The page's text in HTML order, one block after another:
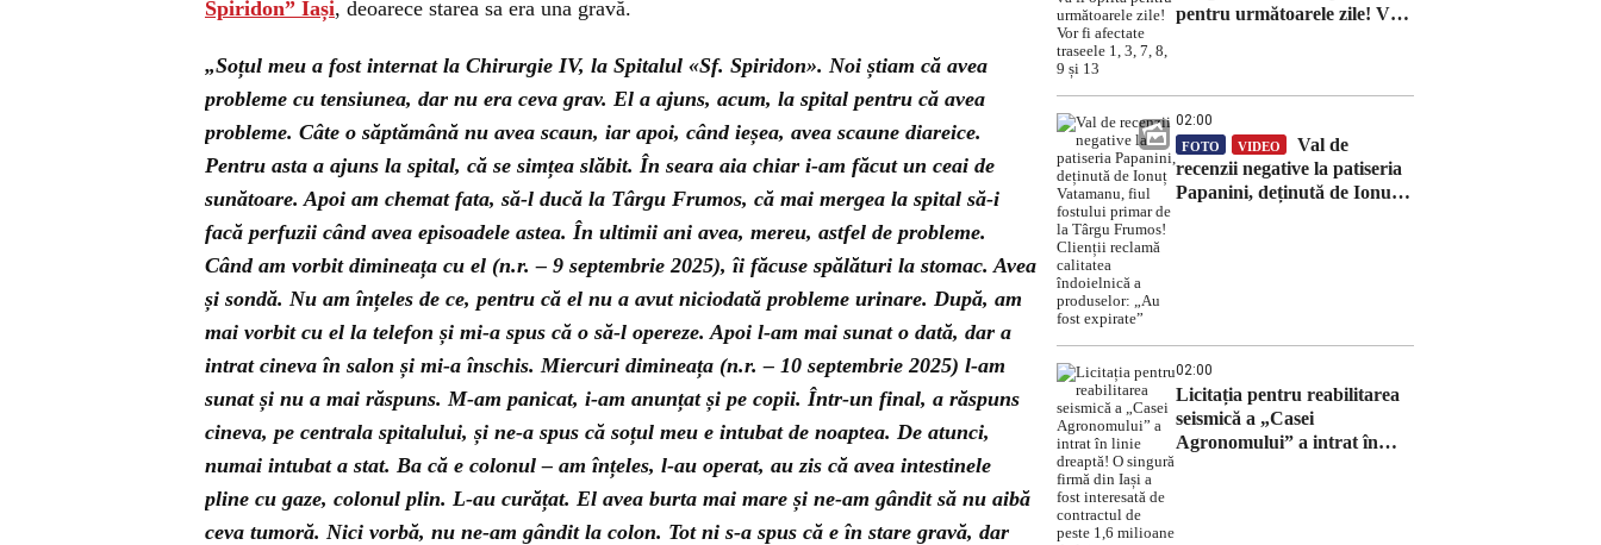
Spiridon” Iași, deoarece starea sa era una gravă.
„Soțul meu a fost internat la Chirurgie IV, la Spitalul «Sf. Spiridon». Noi știam că avea
probleme cu tensiunea, dar nu era ceva grav. El a ajuns, acum, la spital pentru că avea
probleme. Câte o săptămână nu avea scaun, iar apoi, când ieșea, avea scaune diareice.
Pentru asta a ajuns la spital, că se simțea slăbit. În seara aia chiar i-am făcut un ceai de
sunătoare. Apoi am chemat fata, să-l ducă la Târgu Frumos, că mai mergea la spital să-i
facă perfuzii când avea episoadele astea. În ultimii ani avea, mereu, astfel de probleme.
Când am vorbit dimineața cu el (n.r. – 9 septembrie 2025), îi făcuse spălături la stomac. Avea
și sondă. Nu am înțeles de ce, pentru că el nu a avut niciodată probleme urinare. După, am
mai vorbit cu el la telefon și mi-a spus că o să-l opereze. Apoi l-am mai sunat o dată, dar a
intrat cineva în salon și mi-a înschis. Miercuri dimineața (n.r. – 10 septembrie 2025) l-am
sunat și nu a mai răspuns. M-am panicat, i-am anunțat și pe copii. Într-un final, a răspuns
cineva, pe centrala spitalului, și ne-a spus că soțul meu e intubat de noaptea. De atunci,
numai intubat a stat. Ba că e colonul – am înțeles, l-au operat, au zis că avea intestinele
pline cu gaze, colonul plin. L-au curățat. El avea burta mai mare și ne-am gândit să nu aibă
ceva tumoră. Nici vorbă, nu ne-am gândit la colon. Tot ni s-a spus că e în stare gravă, dar
pentru următoarele zile! Vor
02:00
FOTO VIDEO
Val de
recenzii negative la patiseria
Papanini, deținută de Ionuț
02:00
Licitația pentru reabilitarea
seismică a „Casei
Agronomului” a intrat în